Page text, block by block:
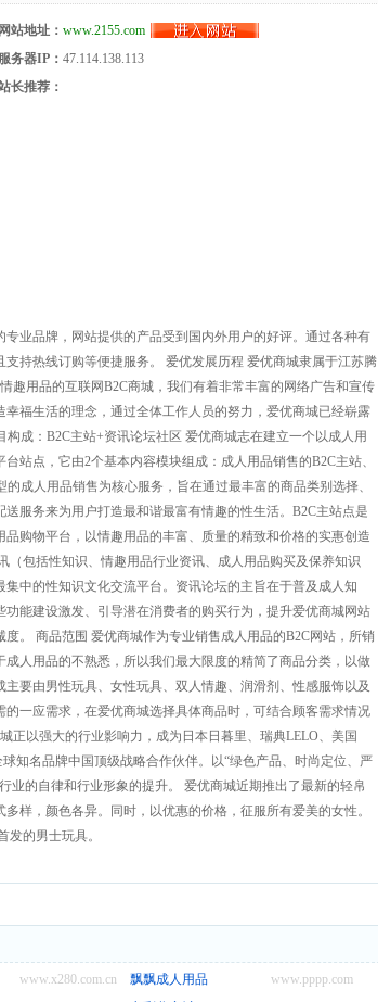
网站地址： www.2155.com
服务器IP： 47.114.138.113
长推荐：
业品牌，网站提供的产品受到国内外用户的好评。通过各种有
持热线订购等便捷服务。 爱优发展历程 爱优商城隶属于江苏腾
趣用品的互联网B2C商城，我们有着非常丰富的网络广告和宣传
福生活的理念，通过全体工作人员的努力，爱优商城已经崭露
成：B2C主站+资讯论坛社区 爱优商城志在建立一个以成人用
站点，它由2个基本内容模块组成：成人用品销售的B2C主站、
成人用品销售为核心服务，旨在通过最丰富的商品类别选择、
服务来为用户打造最和谐最富有情趣的性生活。B2C主站点是
购物平台，以情趣用品的丰富、质量的精致和价格的实惠创造
包括性知识、情趣用品行业资讯、成人用品购买及保养知识
中的性知识文化交流平台。资讯论坛的主旨在于普及成人知
能建设激发、引导潜在消费者的购买行为，提升爱优商城网站
。 商品范围 爱优商城作为专业销售成人用品的B2C网站，所销
人用品的不熟悉，所以我们最大限度的精简了商品分类，以做
要由男性玩具、女性玩具、双人情趣、润滑剂、性感服饰以及
一应需求，在爱优商城选择具体商品时，可结合顾客需求情况
正以强大的行业影响力，成为日本日暮里、瑞典LELO、美国
知名品牌中国顶级战略合作伙伴。以“绿色产品、时尚定位、严
业的自律和行业形象的提升。 爱优商城近期推出了最新的轻帛
样，颜色各异。同时，以优惠的价格，征服所有爱美的女性。
的男士玩具。
www.x280.com.cn www.pppp.com
飘飘成人用品